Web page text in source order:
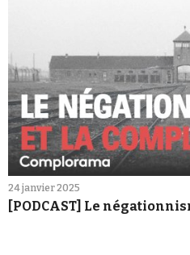
24 janvier 2025
[PODCAST] Le